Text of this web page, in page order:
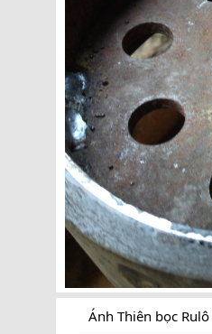
Ánh Thiên bọc